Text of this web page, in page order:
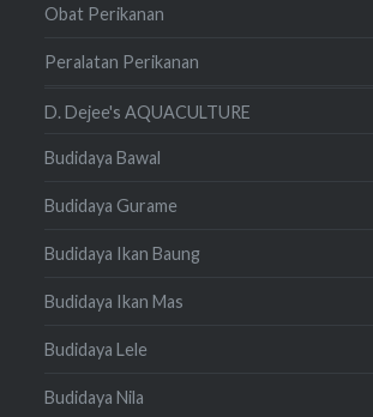
Obat Perikanan
Peralatan Perikanan
D. Dejee's AQUACULTURE
Budidaya Bawal
Budidaya Gurame
Budidaya Ikan Baung
Budidaya Ikan Mas
Budidaya Lele
Budidaya Nila